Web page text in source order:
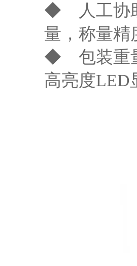
◆ 人工协
量，称量精
◆ 包装重
高亮度LED